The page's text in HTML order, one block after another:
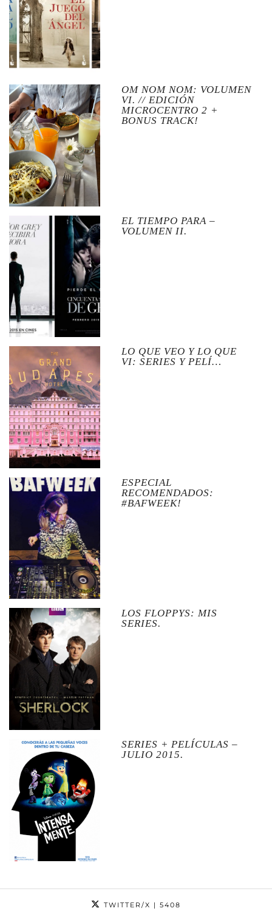
OM NOM NOM: VOLUMEN
VI. // EDICIÓN
MICROCENTRO 2 +
BONUS TRACK!
EL TIEMPO PARA –
VOLUMEN II.
LO QUE VEO Y LO QUE
VI: SERIES Y PELÍ…
ESPECIAL
RECOMENDADOS:
#BAFWEEK!
LOS FLOPPYS: MIS
SERIES.
SERIES + PELÍCULAS –
JULIO 2015.
TWITTER/X | 5408